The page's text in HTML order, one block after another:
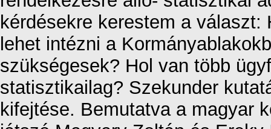
kérdésekre kerestem a
lehet intézni a
szükségesek? Hol van több
statisztikailag? Szekunder
kifejtése. Bemutatva a magyar